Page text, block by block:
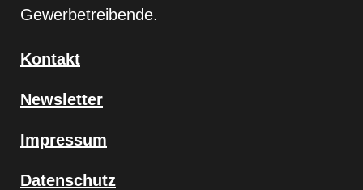
Gewerbetreibende.
Kontakt
Newsletter
Impressum
Datenschutz